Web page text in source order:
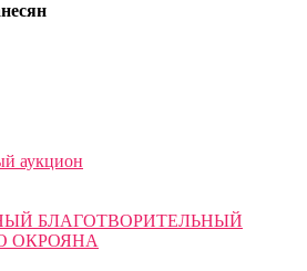
аукцион
БЛАГОТВОРИТЕЛЬНЫЙ
ОКРОЯНА